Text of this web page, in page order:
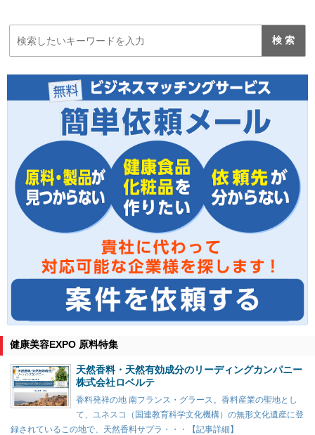
健康美容EXPO 原料特集
天然香料・天然有効成分のリーディングカンパニー
株式会社ロベルテ
香料発祥の地 南フランス・グラース。香料産業の聖地とし
て、ユネスコ（国連教育科学文化機構）の無形文化遺産に登
録されているこの地で、天然香料サプラ・・・【記事詳細】